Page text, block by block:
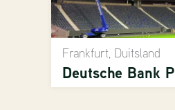
Frankfurt, Duitsland
Deutsche Bank